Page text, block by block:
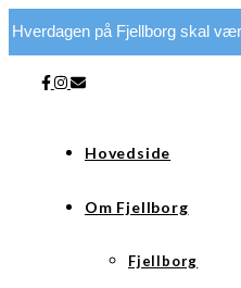
Hverdagen på Fjellborg skal
Hovedside
Om Fjellborg
Fjellborg